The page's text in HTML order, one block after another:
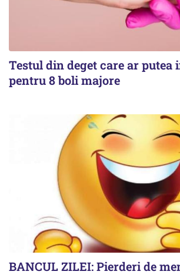
Testul din deget care ar putea
pentru 8 boli majore
BANCUL ZILEI: Pierderi de